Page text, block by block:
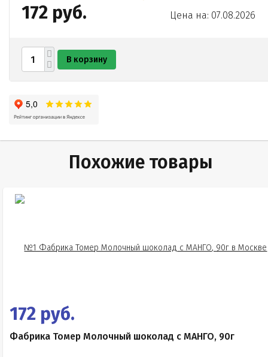
172 руб. Цена на: 07.08.2026
В корзину
Похожие товары
172 руб.
Фабрика Томер Молочный шоколад с МАНГО, 90г